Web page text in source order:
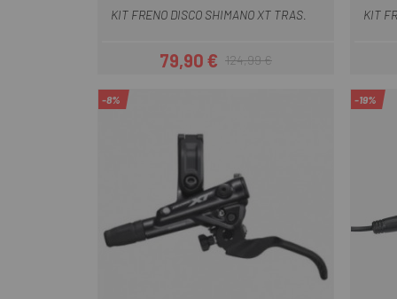
KIT FRENO DISCO SHIMANO XT TRAS.
Precio
79,90 €Precio regular
124,99 €
KIT
-8% -19%